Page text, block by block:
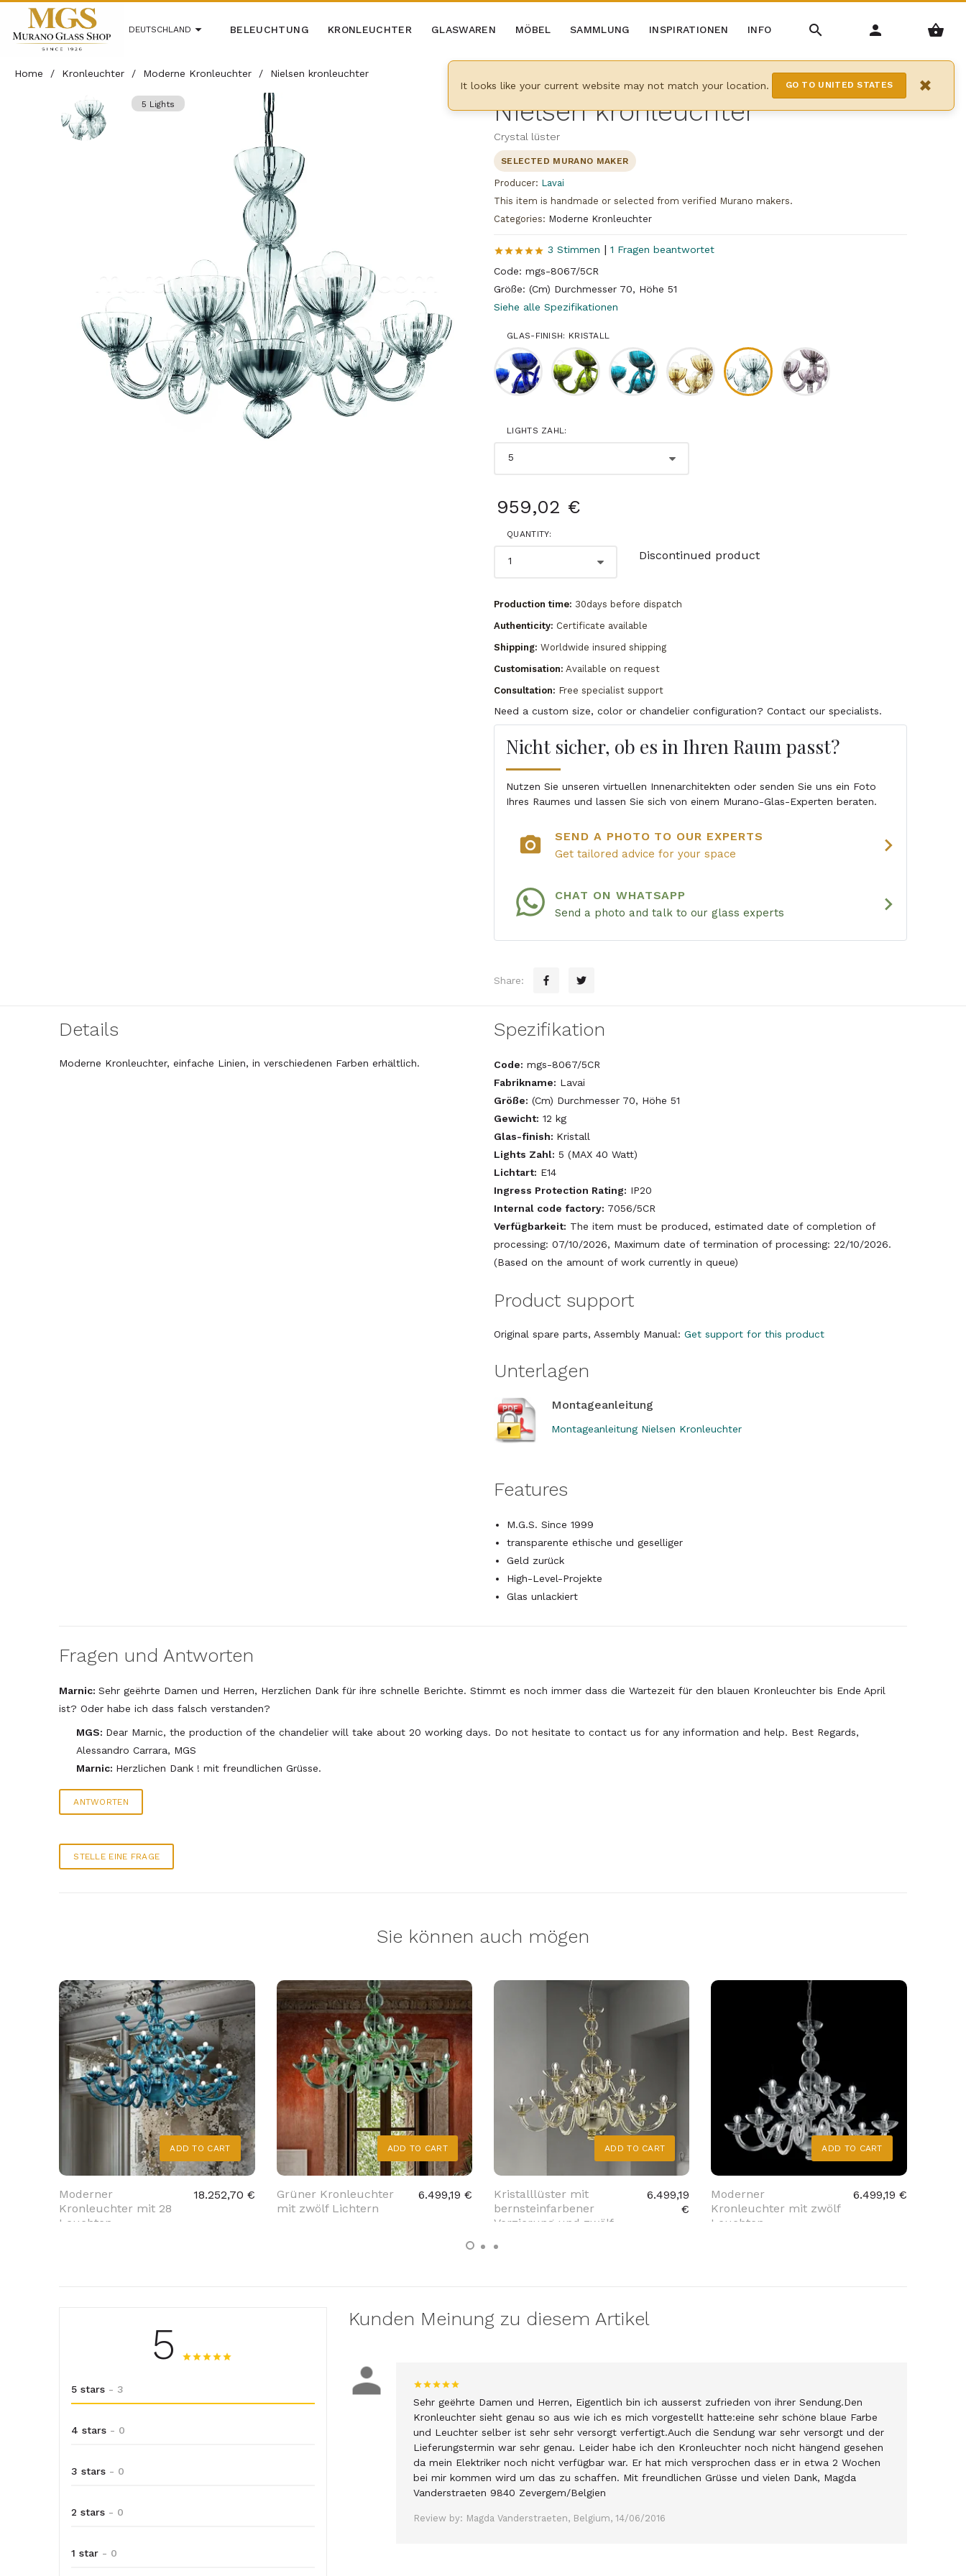
It looks like your current website may not match your location. GO TO UNITED STATES ×
DEUTSCHLAND BELEUCHTUNG KRONLEUCHTER GLASWAREN MÖBEL SAMMLUNG INSPIRATIONEN INFO
Home / Kronleuchter / Moderne Kronleuchter / Nielsen kronleuchter
5 Lights Nielsen kronleuchter
Crystal lüster
SELECTED MURANO MAKER
Producer: Lavai
This item is handmade or selected from verified Murano makers.
Categories: Moderne Kronleuchter
3 Stimmen | 1 Fragen beantwortet
Code: mgs-8067/5CR
Größe: (Cm) Durchmesser 70, Höhe 51
Siehe alle Spezifikationen
GLAS-FINISH: KRISTALL
LIGHTS ZAHL:
959,02 €
QUANTITY:
Discontinued product
Production time: 30days before dispatch
Authenticity: Certificate available
Shipping: Worldwide insured shipping
Customisation: Available on request
Consultation: Free specialist support
Need a custom size, color or chandelier configuration? Contact our specialists.
Nicht sicher, ob es in Ihren Raum passt?
Nutzen Sie unseren virtuellen Innenarchitekten oder senden Sie uns ein Foto
Ihres Raumes und lassen Sie sich von einem Murano-Glas-Experten beraten.
photo_camera SEND A PHOTO TO OUR EXPERTS
Get tailored advice for your space chevron_right
CHAT ON WHATSAPP
Send a photo and talk to our glass experts chevron_right
Share:
Details
Moderne Kronleuchter, einfache Linien, in verschiedenen Farben erhältlich.
Spezifikation
Code: mgs-8067/5CR
Fabrikname: Lavai
Größe: (Cm) Durchmesser 70, Höhe 51
Gewicht: 12 kg
Glas-finish: Kristall
Lights Zahl: 5 (MAX 40 Watt)
Lichtart: E14
Ingress Protection Rating: IP20
Internal code factory: 7056/5CR
Verfügbarkeit: The item must be produced, estimated date of completion of
processing: 07/10/2026, Maximum date of termination of processing: 22/10/2026.
(Based on the amount of work currently in queue)
Product support
Original spare parts, Assembly Manual: Get support for this product
Unterlagen
Montageanleitung
Montageanleitung Nielsen Kronleuchter
Features
M.G.S. Since 1999
transparente ethische und geselliger
Geld zurück
High-Level-Projekte
Glas unlackiert
Fragen und Antworten
Marnic:Sehr geëhrte Damen und Herren, Herzlichen Dank für ihre schnelle Berichte. Stimmt es noch immer dass die Wartezeit für den blauen Kronleuchter bis Ende April
ist? Oder habe ich dass falsch verstanden?
MGS: Dear Marnic, the production of the chandelier will take about 20 working days. Do not hesitate to contact us for any information and help. Best Regards,
Alessandro Carrara, MGS
Marnic: Herzlichen Dank ! mit freundlichen Grüsse.
ANTWORTEN
STELLE EINE FRAGE
Sie können auch mögen
ADD TO CART
Moderner
Kronleuchter mit 28
Leuchten
18.252,70 €
ADD TO CART
Grüner Kronleuchter
mit zwölf Lichtern
6.499,19 €
ADD TO CART
Kristalllüster mit
bernsteinfarbener
Verzierung und zwölf
6.499,19
€
ADD TO CART
Moderner
Kronleuchter mit zwölf
Leuchten
6.499,19 €
5
5 stars - 3
4 stars - 0
3 stars - 0
2 stars - 0
1 star - 0
Kunden Meinung zu diesem Artikel
Sehr geëhrte Damen und Herren, Eigentlich bin ich ausserst zufrieden von ihrer Sendung.Den
Kronleuchter sieht genau so aus wie ich es mich vorgestellt hatte:eine sehr schöne blaue Farbe
und Leuchter selber ist sehr sehr versorgt verfertigt.Auch die Sendung war sehr versorgt und der
Lieferungstermin war sehr genau. Leider habe ich den Kronleuchter noch nicht hängend gesehen
da mein Elektriker noch nicht verfügbar war. Er hat mich versprochen dass er in etwa 2 Wochen
bei mir kommen wird um das zu schaffen. Mit freundlichen Grüsse und vielen Dank, Magda
Vanderstraeten 9840 Zevergem/Belgien
Review by: Magda Vanderstraeten, Belgium, 14/06/2016